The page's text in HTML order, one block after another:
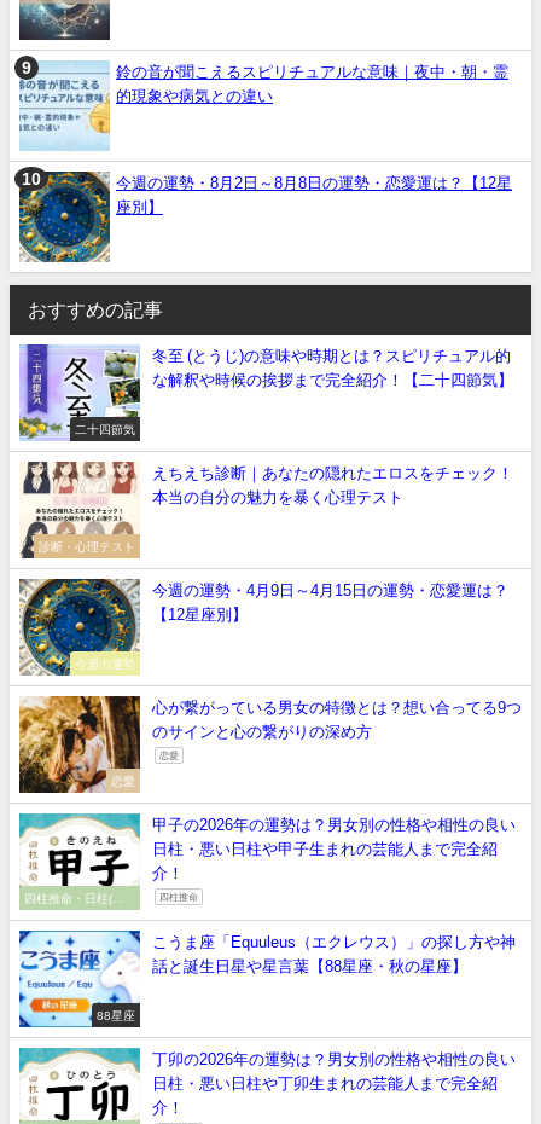
鈴の音が聞こえるスピリチュアルな意味｜夜中・朝・霊
的現象や病気との違い
今週の運勢・8月2日～8月8日の運勢・恋愛運は？【12星
座別】
おすすめの記事
二十四節気
冬至 (とうじ)の意味や時期とは？スピリチュアル的
な解釈や時候の挨拶まで完全紹介！【二十四節気】
診断・心理テスト
えちえち診断｜あなたの隠れたエロスをチェック！
本当の自分の魅力を暴く心理テスト
今週の運勢
今週の運勢・4月9日～4月15日の運勢・恋愛運は？
【12星座別】
恋愛
心が繋がっている男女の特徴とは？想い合ってる9つ
のサインと心の繋がりの深め方
恋愛
四柱推命・日柱(干
甲子の2026年の運勢は？男女別の性格や相性の良い
日柱・悪い日柱や甲子生まれの芸能人まで完全紹
介！
四柱推命
88星座
こうま座「Equuleus（エクレウス）」の探し方や神
話と誕生日星や星言葉【88星座・秋の星座】
丁卯の2026年の運勢は？男女別の性格や相性の良い
日柱・悪い日柱や丁卯生まれの芸能人まで完全紹
介！